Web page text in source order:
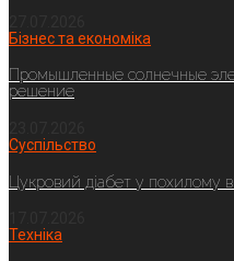
Бізнес та економіка
Промышленные солнечные
решение
Суспільство
Цукровий діабет у похилому
Техніка